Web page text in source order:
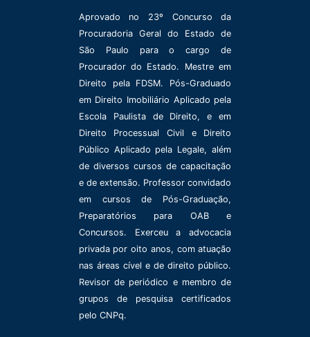
Aprovado no 23º Concurso da
Procuradoria Geral do Estado de
São Paulo para o cargo de
Procurador do Estado. Mestre em
Direito pela FDSM. Pós-Graduado
em Direito Imobiliário Aplicado pela
Escola Paulista de Direito, e em
Direito Processual Civil e Direito
Público Aplicado pela Legale, além
de diversos cursos de capacitação
e de extensão. Professor convidado
em cursos de Pós-Graduação,
Preparatórios para OAB e
Concursos. Exerceu a advocacia
privada por oito anos, com atuação
nas áreas cível e de direito público.
Revisor de periódico e membro de
grupos de pesquisa certificados
pelo CNPq.